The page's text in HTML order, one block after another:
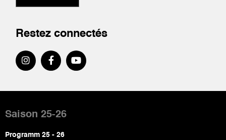
Restez connectés
de
page
Saison 25-26
Programm 25 - 26